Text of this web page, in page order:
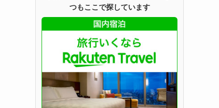
つもここで探しています